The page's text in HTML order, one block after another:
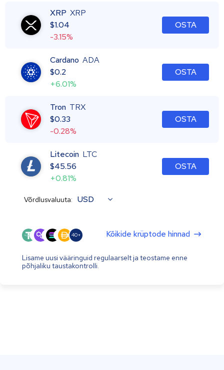
XRP XRP
$1.04
-3.15%
OSTA
Cardano ADA
$0.2
+6.01%
OSTA
Tron TRX
$0.33
-0.28%
OSTA
Litecoin LTC
$45.56
+0.81%
OSTA
Võrdlusvaluuta: USD
40+ Kõikide krüptode hinnad
Lisame uusi vääringuid regulaarselt ja teostame enne
põhjaliku taustakontrolli.